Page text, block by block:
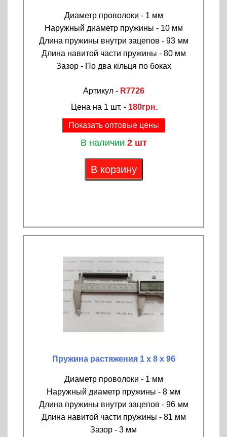
Диаметр проволоки - 1 мм
Наружный диаметр пружины - 10 мм
Длина пружины внутри зацепов - 93 мм
Длина навитой части пружины - 80 мм
Зазор - По два кільця по боках
Артикул - R7726
Цена на 1 шт. - 180грн.
Показать оптовые цены
В наличии 2 шт
В корзину
Пружина растяжения 1 х 8 х 96
Диаметр проволоки - 1 мм
Наружный диаметр пружины - 8 мм
Длина пружины внутри зацепов - 96 мм
Длина навитой части пружины - 81 мм
Зазор - 3 мм